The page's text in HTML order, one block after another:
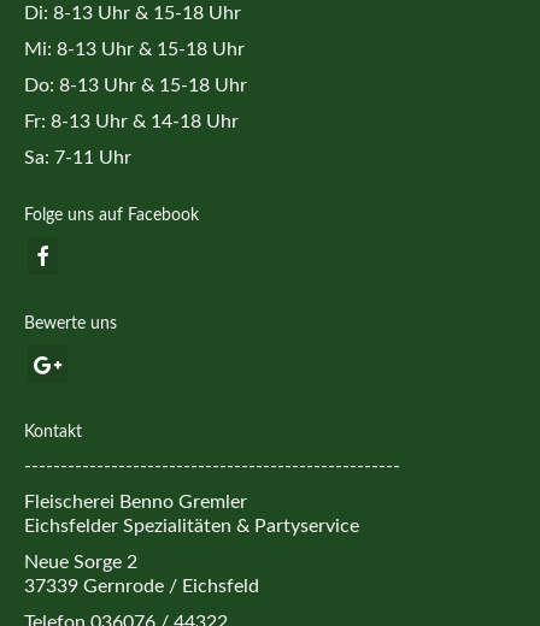
Di: 8-13 Uhr & 15-18 Uhr
Mi: 8-13 Uhr & 15-18 Uhr
Do: 8-13 Uhr & 15-18 Uhr
Fr: 8-13 Uhr & 14-18 Uhr
Sa: 7-11 Uhr
Folge uns auf Facebook
Bewerte uns
Kontakt
----------------------------------------------------
Fleischerei Benno Gremler
Eichsfelder Spezialitäten & Partyservice
Neue Sorge 2
37339 Gernrode / Eichsfeld